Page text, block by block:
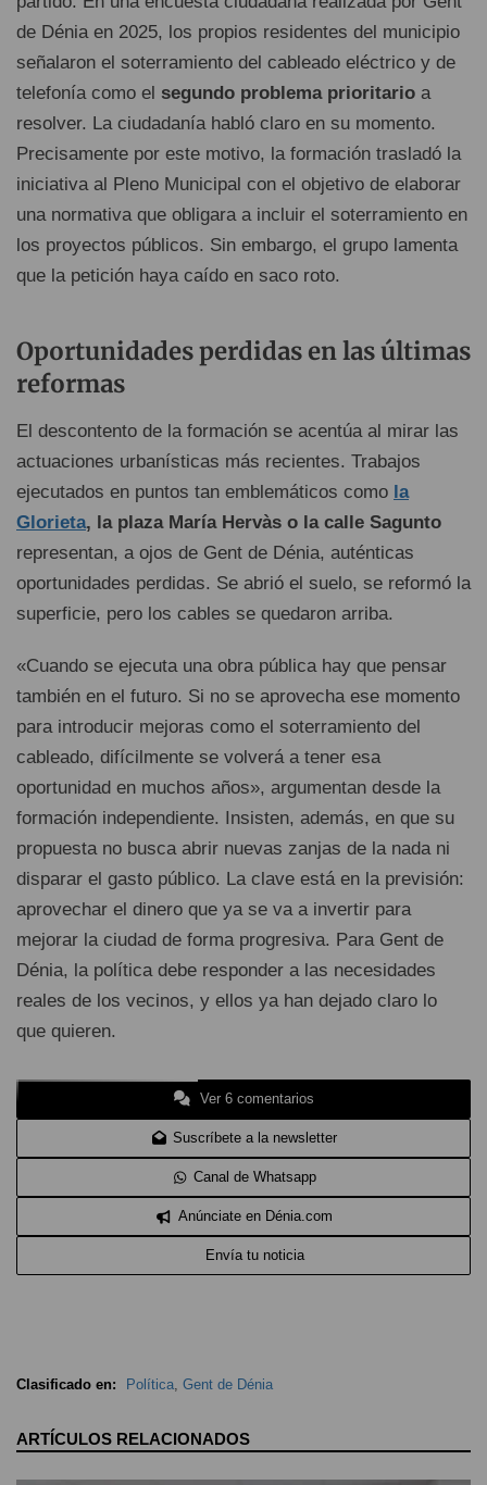
de Dénia en 2025, los propios residentes del municipio
señalaron el soterramiento del cableado eléctrico y de
telefonía como el segundo problema prioritario a
resolver. La ciudadanía habló claro en su momento.
Precisamente por este motivo, la formación trasladó la
iniciativa al Pleno Municipal con el objetivo de elaborar
una normativa que obligara a incluir el soterramiento en
los proyectos públicos. Sin embargo, el grupo lamenta
que la petición haya caído en saco roto.
Oportunidades perdidas en las últimas
reformas
El descontento de la formación se acentúa al mirar las
actuaciones urbanísticas más recientes. Trabajos
ejecutados en puntos tan emblemáticos como la
Glorieta, la plaza María Hervàs o la calle Sagunto
representan, a ojos de Gent de Dénia, auténticas
oportunidades perdidas. Se abrió el suelo, se reformó la
superficie, pero los cables se quedaron arriba.
«Cuando se ejecuta una obra pública hay que pensar
también en el futuro. Si no se aprovecha ese momento
para introducir mejoras como el soterramiento del
cableado, difícilmente se volverá a tener esa
oportunidad en muchos años», argumentan desde la
formación independiente. Insisten, además, en que su
propuesta no busca abrir nuevas zanjas de la nada ni
disparar el gasto público. La clave está en la previsión:
aprovechar el dinero que ya se va a invertir para
mejorar la ciudad de forma progresiva. Para Gent de
Dénia, la política debe responder a las necesidades
reales de los vecinos, y ellos ya han dejado claro lo
que quieren.
Ver 6 comentarios
Suscríbete a la newsletter
Canal de Whatsapp
Anúnciate en Dénia.com
Envía tu noticia
Clasificado en: Política, Gent de Dénia
ARTÍCULOS RELACIONADOS